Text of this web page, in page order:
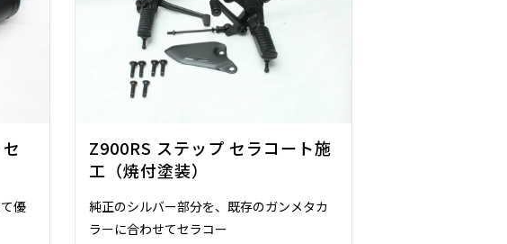
Z900RS ステップ セラコート施
工（焼付塗装）
純正のシルバー部分を、既存のガンメタカ
ラーに合わせてセラコー
優